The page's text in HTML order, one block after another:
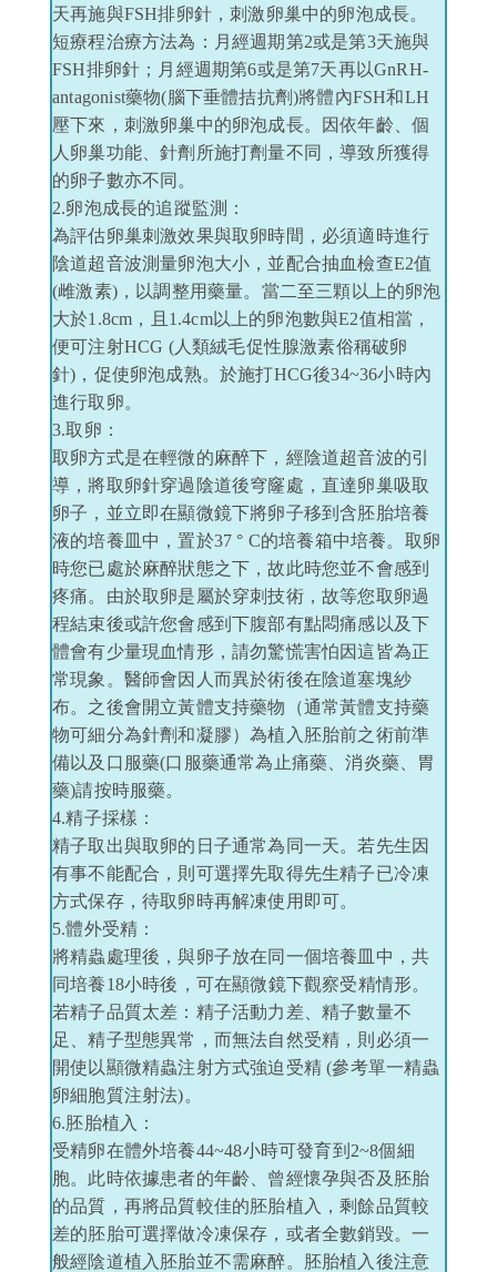
天再施與FSH排卵針，刺激卵巢中的卵泡成長。
短療程治療方法為：月經週期第2或是第3天施與
FSH排卵針；月經週期第6或是第7天再以GnRH-
antagonist藥物(腦下垂體拮抗劑)將體內FSH和LH
壓下來，刺激卵巢中的卵泡成長。因依年齡、個
人卵巢功能、針劑所施打劑量不同，導致所獲得
的卵子數亦不同。
2.卵泡成長的追蹤監測：
為評估卵巢刺激效果與取卵時間，必須適時進行
陰道超音波測量卵泡大小，並配合抽血檢查E2值
(雌激素)，以調整用藥量。當二至三顆以上的卵泡
大於1.8cm，且1.4cm以上的卵泡數與E2值相當，
便可注射HCG (人類絨毛促性腺激素俗稱破卵
針)，促使卵泡成熟。於施打HCG後34~36小時內
進行取卵。
3.取卵：
取卵方式是在輕微的麻醉下，經陰道超音波的引
導，將取卵針穿過陰道後穹窿處，直達卵巢吸取
卵子，並立即在顯微鏡下將卵子移到含胚胎培養
液的培養皿中，置於37 ° C的培養箱中培養。取卵
時您已處於麻醉狀態之下，故此時您並不會感到
疼痛。由於取卵是屬於穿刺技術，故等您取卵過
程結束後或許您會感到下腹部有點悶痛感以及下
體會有少量現血情形，請勿驚慌害怕因這皆為正
常現象。醫師會因人而異於術後在陰道塞塊紗
布。之後會開立黃體支持藥物（通常黃體支持藥
物可細分為針劑和凝膠）為植入胚胎前之術前準
備以及口服藥(口服藥通常為止痛藥、消炎藥、胃
藥)請按時服藥。
4.精子採樣：
精子取出與取卵的日子通常為同一天。若先生因
有事不能配合，則可選擇先取得先生精子已冷凍
方式保存，待取卵時再解凍使用即可。
5.體外受精：
將精蟲處理後，與卵子放在同一個培養皿中，共
同培養18小時後，可在顯微鏡下觀察受精情形。
若精子品質太差：精子活動力差、精子數量不
足、精子型態異常，而無法自然受精，則必須一
開使以顯微精蟲注射方式強迫受精 (參考單一精蟲
卵細胞質注射法)。
6.胚胎植入：
受精卵在體外培養44~48小時可發育到2~8個細
胞。此時依據患者的年齡、曾經懷孕與否及胚胎
的品質，再將品質較佳的胚胎植入，剩餘品質較
差的胚胎可選擇做冷凍保存，或者全數銷毀。一
般經陰道植入胚胎並不需麻醉。胚胎植入後注意